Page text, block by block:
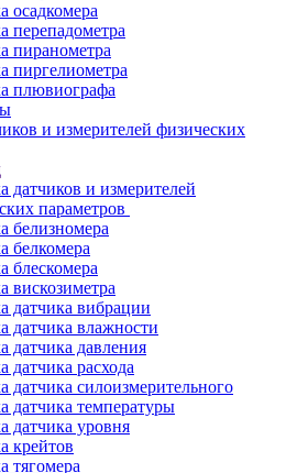
осадкомера
перепадометра
пиранометра
пиргелиометра
плювиографа
и измерителей физических
датчиков и измерителей
параметров
белизномера
белкомера
блескомера
вискозиметра
датчика вибрации
датчика влажности
датчика давления
датчика расхода
датчика силоизмерительного
датчика температуры
датчика уровня
крейтов
тягомера